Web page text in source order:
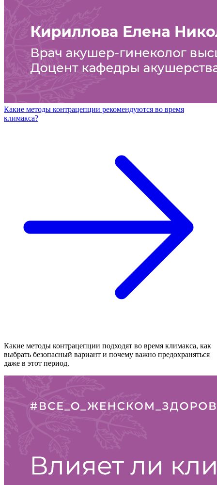
Какие методы контрацепции рекомендуются во время
климакса?
Какие методы контрацепции подходят во время климакса, как
выбрать безопасный вариант и почему важно предохраняться
даже в этот период.